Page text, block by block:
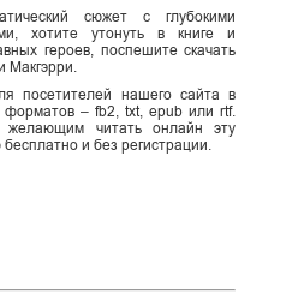
сюжет с глубокими
хотите утонуть в книге и
героев, поспешите скачать
Макгэрри.
посетителей нашего сайта в
– fb2, txt, epub или rtf.
желающим читать онлайн эту
и без регистрации.